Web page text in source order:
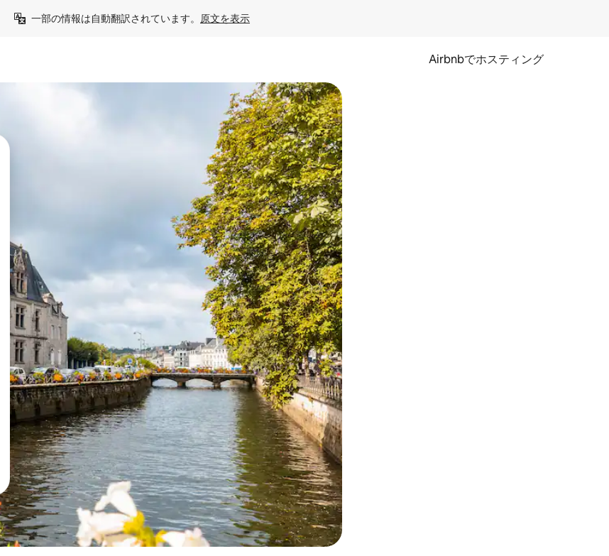
一部の情報は自動翻訳されています。 原文を表示
Airbnbでホスティング
か、画面をタッチまたはスワイプして検索結果を確認することができます。